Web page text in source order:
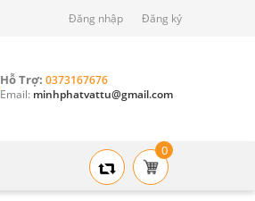
Đăng nhập Đăng ký
Hỗ Trợ:0373167676
Email: minhphatvattu@gmail.com
0